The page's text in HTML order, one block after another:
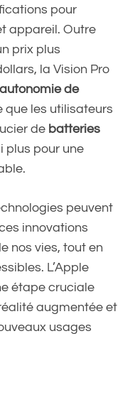
pour
appareil. Outre
prix plus
la Vision Pro
autonomie de
que les utilisateurs
de batteries
plus pour une
peuvent
innovations
nos vies, tout en
L’Apple
étape cruciale
augmentée et
usages